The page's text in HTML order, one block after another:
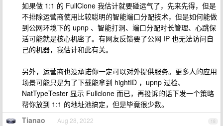
如果做 1:1 的 FullClone 我估计就要碰运气了，先来先得，但是
不排除运营商使用比较聪明的智能端口分配技术，但是如何能做
到公网环境下的 upnp 、智能打洞、端口分配时长管理、心跳保
活可能就是核心机密了。有网友反馈要了公网 IP 也无法访问自
己的机器，我估计和此有关。
另外，运营商也没承诺你一定可以对外提供服务。更多人的应用
场景可能只是为了下载能拿到 hightID ，upnp 过检、
NatTypeTester 显示 Fullclone 而已，再投诉的话下发一个策略
帮你放到 1:1 的地址池搞定，但是毕竟很少数。
18
Tianao Aug 28, 2022